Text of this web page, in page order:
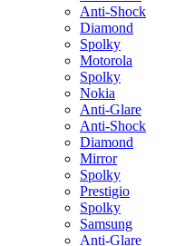
Anti-Shock
Diamond
Spolky
Motorola
Spolky
Nokia
Anti-Glare
Anti-Shock
Diamond
Mirror
Spolky
Prestigio
Spolky
Samsung
Anti-Glare